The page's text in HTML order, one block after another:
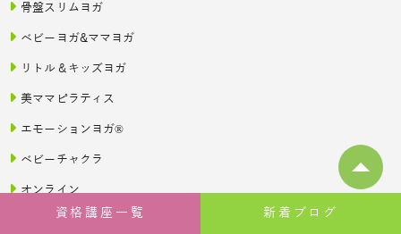
骨盤スリムヨガ
ベビーヨガ&ママヨガ
リトル＆キッズヨガ
美ママピラティス
エモーションヨガ®
ベビーチャクラ
オンライン
新着ブログ
資格講座一覧